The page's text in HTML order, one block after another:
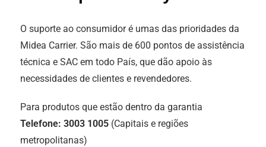
O suporte ao consumidor é umas das prioridades da
Midea Carrier. São mais de 600 pontos de assistência
técnica e SAC em todo País, que dão apoio às
necessidades de clientes e revendedores.
Para produtos que estão dentro da garantia
Telefone: 3003 1005 (Capitais e regiões
metropolitanas)